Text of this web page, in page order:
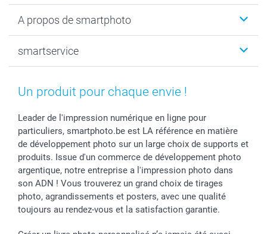
Tirage photo & agrandissement
MyNameBook
Stickers & Etiquettes
Calendrier photos & Agendas photo
Dénicheur d'idées cadeau
Anniversaire
Fin d'études
Naissance & baptême
Toussaint
Rentrée des classes
Communion
Saint-Valentin
Vacances
A propos de smartphoto
Durabilité
Conditions
Plaintes
Conditions générales
Vie privée
Gestion des cookies
Tarifs
Investisseurs
Droit de rétractation
smartservice
smartgarantie
smartfriends
Modes de paiement
Modes de livraison
Grandes Quantités
Statut de ma commande
Un produit pour chaque envie !
Leader de l'impression numérique en ligne pour
particuliers, smartphoto.be est LA référence en matière
de développement photo sur un large choix de supports et
produits. Issue d'un commerce de développement photo
argentique, notre entreprise a l'impression photo dans
son ADN ! Vous trouverez un grand choix de tirages
photo, agrandissements et posters, avec une qualité
toujours au rendez-vous et la satisfaction garantie.